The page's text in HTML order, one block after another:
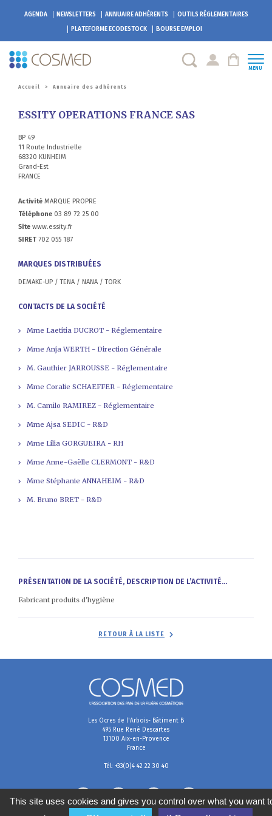
AGENDA NEWSLETTERS ANNUAIRE ADHÉRENTS
OUTILS RÉGLEMENTAIRES
PLATEFORMEECODESTOCK BOURSE EMPLOI
MENU
Accueil > Annuaire des adhérents
ESSITY OPERATIONS FRANCE SAS
BP 49
11 Route Industrielle
68320 KUNHEIM
Grand-Est
FRANCE
Activité MARQUE PROPRE
Téléphone 03 89 72 25 00
Site www.essity.fr
SIRET 702 055 187
MARQUES DISTRIBUÉES
DEMAKE-UP / TENA / NANA / TORK
CONTACTS DE LA SOCIÉTÉ
Mme Laetitia DUCROT - Réglementaire
Mme Anja WERTH - Direction Générale
M. Gauthier JARROUSSE - Réglementaire
Mme Coralie SCHAEFFER - Réglementaire
M. Camilo RAMIREZ - Réglementaire
Mme Ajsa SEDIC - R&D
Mme Lilia GORGUEIRA - RH
Mme Anne-Gaëlle CLERMONT - R&D
Mme Stéphanie ANNAHEIM - R&D
M. Bruno BRET - R&D
PRÉSENTATION DE LA SOCIÉTÉ, DESCRIPTION DE L’ACTIVITÉ...
Fabricant produits d'hygiène
RETOUR À LA LISTE
Les Ocres de l'Arbois- Bâtiment B
495 Rue René Descartes
13100 Aix-en-Provence
France
Tél: +33(0)4 42 22 30 40
This site uses cookies and gives you control over what you want